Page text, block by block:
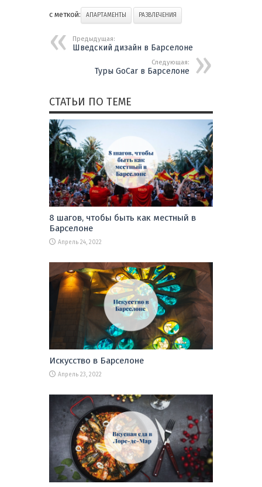
с меткой: АПАРТАМЕНТЫ РАЗВЛЕЧЕНИЯ
Предыдущая:
Шведский дизайн в Барселоне
Следующая:
Туры GoCar в Барселоне
СТАТЬИ ПО ТЕМЕ
8 шагов, чтобы быть как местный в
Барселоне
Апрель 24, 2022
Искусство в Барселоне
Апрель 23, 2022